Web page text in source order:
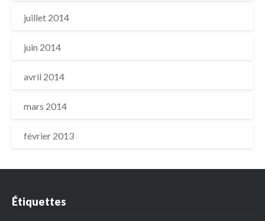
juillet 2014
juin 2014
avril 2014
mars 2014
février 2013
Étiquettes